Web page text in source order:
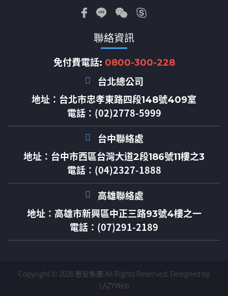
聯絡資訊
免付費電話: 0800-300-228
台北總公司
地址： 台北市忠孝東路四段148號409室
電話：(02)2778-5999
台中聯絡處
地址： 台中市西區台灣大道2段186號11樓之3
電話：(04)2327-1888
高雄聯絡處
地址： 高雄市新興區中正三路93號4樓之一
電話：(07)291-2189
Copyright © 2026 惠安集團 All Rights Reserved. Designed by
LAZYWeb